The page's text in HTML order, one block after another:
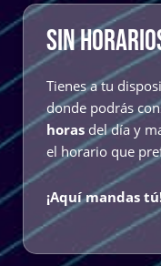
SIN
Tienes a tu
donde podrás
horas del día y
el horario que
¡Aquí mandas